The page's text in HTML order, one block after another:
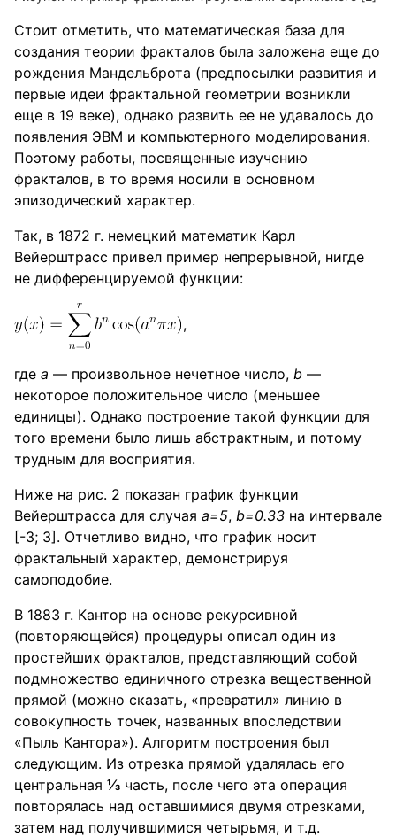
Стоит отметить, что математическая база для
создания теории фракталов была заложена еще до
рождения Мандельброта (предпосылки развития и
первые идеи фрактальной геометрии возникли
еще в 19 веке), однако развить ее не удавалось до
появления ЭВМ и компьютерного моделирования.
Поэтому работы, посвященные изучению
фракталов, в то время носили в основном
эпизодический характер.
Так, в 1872 г. немецкий математик Карл
Вейерштрасс привел пример непрерывной, нигде
не дифференцируемой функции:
,
где a — произвольное нечетное число, b —
некоторое положительное число (меньшее
единицы). Однако построение такой функции для
того времени было лишь абстрактным, и потому
трудным для восприятия.
Ниже на рис. 2 показан график функции
Вейерштрасса для случая a=5, b=0.33 на интервале
[-3; 3]. Отчетливо видно, что график носит
фрактальный характер, демонстрируя
самоподобие.
В 1883 г. Кантор на основе рекурсивной
(повторяющейся) процедуры описал один из
простейших фракталов, представляющий собой
подмножество единичного отрезка вещественной
прямой (можно сказать, «превратил» линию в
совокупность точек, названных впоследствии
«Пыль Кантора»). Алгоритм построения был
следующим. Из отрезка прямой удалялась его
центральная ⅓ часть, после чего эта операция
повторялась над оставшимися двумя отрезками,
затем над получившимися четырьмя, и т.д.